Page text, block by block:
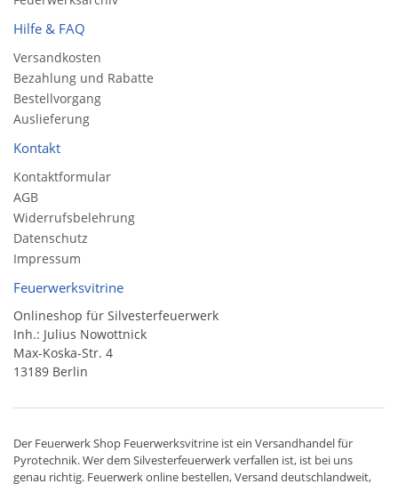
Hilfe & FAQ
Versandkosten
Bezahlung und Rabatte
Bestellvorgang
Auslieferung
Kontakt
Kontaktformular
AGB
Widerrufsbelehrung
Datenschutz
Impressum
Feuerwerksvitrine
Onlineshop für Silvesterfeuerwerk
Inh.: Julius Nowottnick
Max-Koska-Str. 4
13189 Berlin
Der Feuerwerk Shop Feuerwerksvitrine ist ein Versandhandelfür
Pyrotechnik. Wer dem Silvesterfeuerwerk verfallen ist, ist bei uns
genau richtig. Feuerwerk online bestellen,Versand deutschlandweit,